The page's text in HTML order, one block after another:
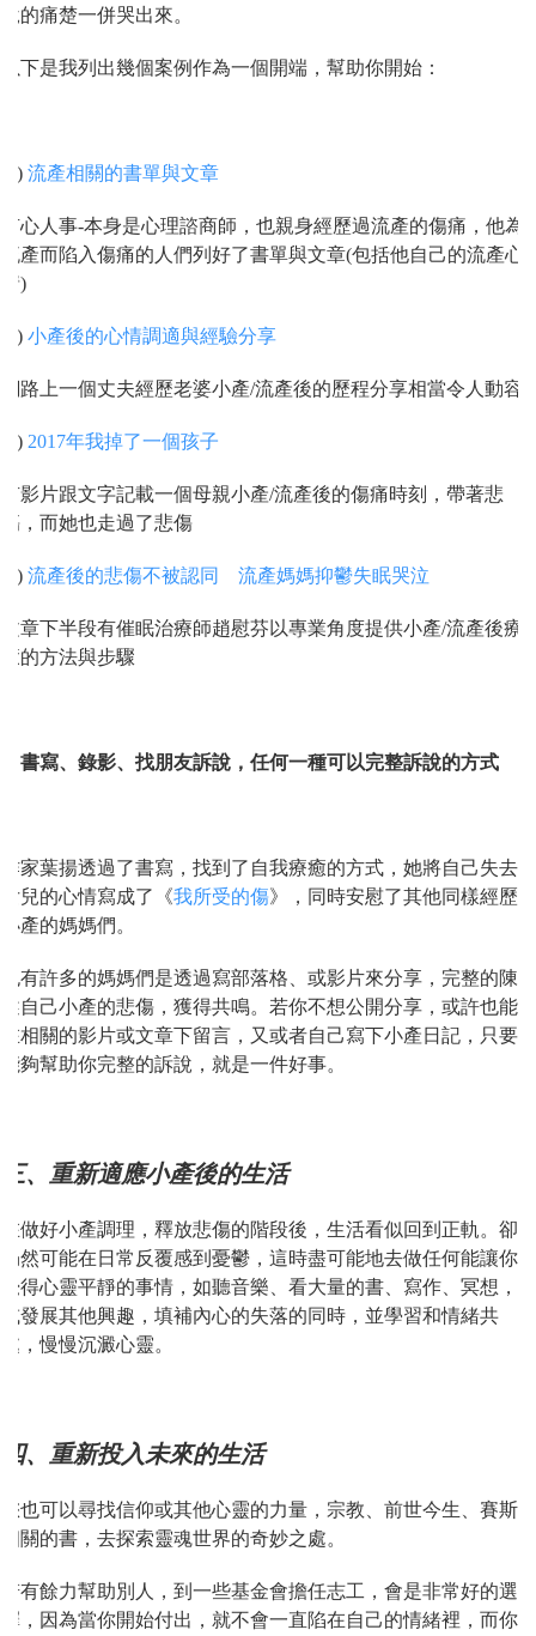
說的痛楚一併哭出來。
以下是我列出幾個案例作為一個開端，幫助你開始：
(1)流產相關的書單與文章
有心人事-本身是心理諮商師，也親身經歷過流產的傷痛，他為
流產而陷入傷痛的人們列好了書單與文章(包括他自己的流產心
情)
(2)小產後的心情調適與經驗分享
網路上一個丈夫經歷老婆小產/流產後的歷程分享相當令人動容
(3) 2017年我掉了一個孩子
有影片跟文字記載一個母親小產/流產後的傷痛時刻，帶著悲
傷，而她也走過了悲傷
(4)流產後的悲傷不被認同 流產媽媽抑鬱失眠哭泣
文章下半段有催眠治療師趙慰芬以專業角度提供小產/流產後療
癒的方法與步驟
2. 書寫、錄影、找朋友訴說，任何一種可以完整訴說的方式
作家葉揚透過了書寫，找到了自我療癒的方式，她將自己失去
女兒的心情寫成了《我所受的傷》，同時安慰了其他同樣經歷
小產的媽媽們。
也有許多的媽媽們是透過寫部落格、或影片來分享，完整的陳
述自己小產的悲傷，獲得共鳴。若你不想公開分享，或許也能
在相關的影片或文章下留言，又或者自己寫下小產日記，只要
能夠幫助你完整的訴說，就是一件好事。
三、重新適應小產後的生活
在做好小產調理，釋放悲傷的階段後，生活看似回到正軌。卻
仍然可能在日常反覆感到憂鬱，這時盡可能地去做任何能讓你
覺得心靈平靜的事情，如聽音樂、看大量的書、寫作、冥想，
或發展其他興趣，填補內心的失落的同時，並學習和情緒共
處，慢慢沉澱心靈。
四、重新投入未來的生活
您也可以尋找信仰或其他心靈的力量，宗教、前世今生、賽斯
相關的書，去探索靈魂世界的奇妙之處。
若有餘力幫助別人，到一些基金會擔任志工，會是非常好的選
擇，因為當你開始付出，就不會一直陷在自己的情緒裡，而你